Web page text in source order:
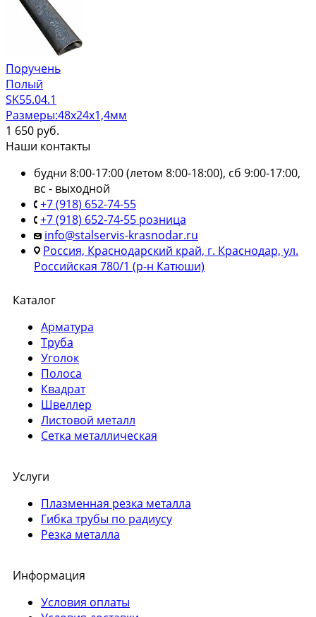
Поручень
Полый
SK55.04.1
Размеры:48х24х1,4мм
1 650 руб.
Наши контакты
будни 8:00-17:00 (летом 8:00-18:00), сб 9:00-17:00,
вс - выходной
+7 (918) 652-74-55
+7 (918) 652-74-55 розница
info@stalservis-krasnodar.ru
Россия, Краснодарский край, г. Краснодар, ул.
Российская 780/1 (р-н Катюши)
Каталог
Арматура
Труба
Уголок
Полоса
Квадрат
Швеллер
Листовой металл
Сетка металлическая
Услуги
Плазменная резка металла
Гибка трубы по радиусу
Резка металла
Информация
Условия оплаты